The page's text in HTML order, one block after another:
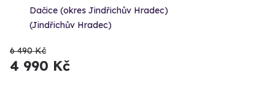
Dačice (okres Jindřichův Hradec)
(Jindřichův Hradec)
6 490 Kč
4 990 Kč